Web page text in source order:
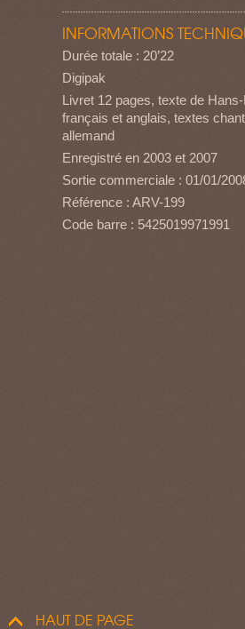
INFORMATIONS
Durée totale : 20’22
Digipak
Livret 12 pages, texte de
français et anglais, textes
allemand
Enregistré en 2003 et 2007
Sortie commerciale : 01/01/
Référence : ARV-199
Code barre : 5425019971991
HAUT DE PAGE